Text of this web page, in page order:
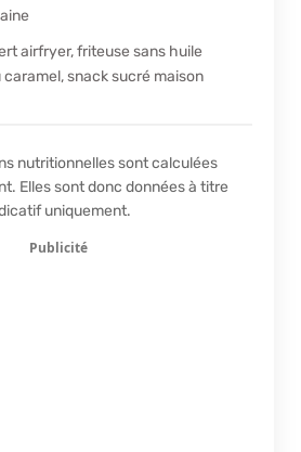
airfryer, friteuse sans huile
snack sucré maison
Elles sont donc données à titre
uniquement.
Publicité